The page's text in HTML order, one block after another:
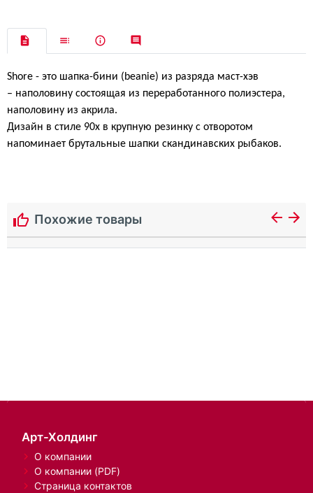
Shore - это шапка-бини (beanie) из разряда маст-хэв
– наполовину состоящая из переработанного полиэстера,
наполовину из акрила.
Дизайн в стиле 90х в крупную резинку с отворотом
напоминает брутальные шапки скандинавских рыбаков.
Похожие товары
Арт-Холдинг
О компании
О компании (PDF)
Страница контактов